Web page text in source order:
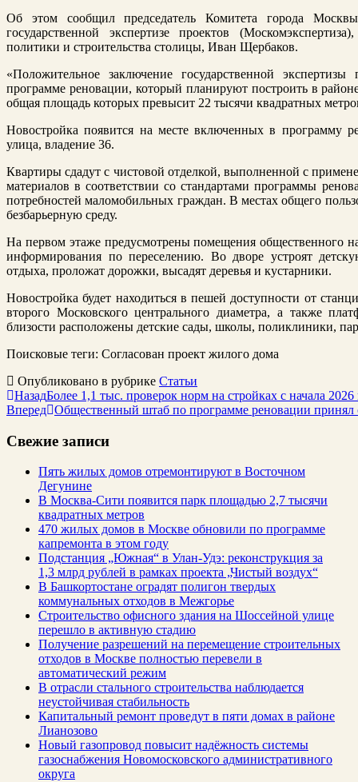
Об этом сообщил председатель Комитета города
государственной экспертизе проектов
политики и строительства столицы, Иван Щербаков.
«Положительное заключение государственной
программе реновации, который планируют построить в
общая площадь которых превысит 22 тысячи квадратных
Новостройка появится на месте включенных в программу
улица, владение 36.
Квартиры сдадут с чистовой отделкой, выполненной с
материалов в соответствии со стандартами программы
потребностей маломобильных граждан. В местах общего
безбарьерную среду.
На первом этаже предусмотрены помещения общественного
информирования по переселению. Во дворе устроят
отдыха, проложат дорожки, высадят деревья и кустарники.
Новостройка будет находиться в пешей доступности от
второго Московского центрального диаметра, а также
близости расположены детские сады, школы, поликлиники,
Поисковые теги: Cогласован проект жилого дома
Опубликовано в рубрике Статьи
НазадБолее 1,1 тыс. проверок норм на стройках с начала 2026
Вперед Общественный штаб по программе реновации принял
Свежие записи
Пять жилых домов отремонтируют в Восточном
Дегунине
В Москва-Сити появится парк площадью 2,7 тысячи
квадратных метров
470 жилых домов в Москве обновили по программе
капремонта в этом году
Подстанция „Южная“ в Улан‑Удэ: реконструкция за
1,3 млрд рублей в рамках проекта „Чистый воздух“
В Башкортостане оградят полигон твердых
коммунальных отходов в Межгорье
Строительство офисного здания на Шоссейной улице
перешло в активную стадию
Получение разрешений на перемещение строительных
отходов в Москве полностью перевели в
автоматический режим
В отрасли стального строительства наблюдается
неустойчивая стабильность
Капитальный ремонт проведут в пяти домах в районе
Лианозово
Новый газопровод повысит надёжность системы
газоснабжения Новомосковского административного
округа